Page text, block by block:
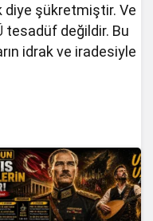
diye şükretmiştir. Ve
tesadüf değildir. Bu
idrak ve iradesiyle